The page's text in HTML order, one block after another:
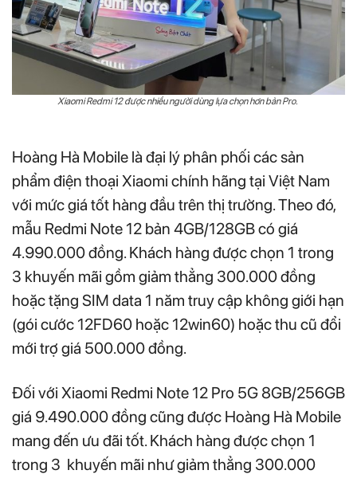
Xiaomi Redmi 12 được nhiều người dùng lựa chọn hơn bản Pro.
Hoàng Hà Mobile là đại lý phân phối các sản
phẩm điện thoại Xiaomi chính hãng tại Việt Nam
với mức giá tốt hàng đầu trên thị trường. Theo đó,
mẫu Redmi Note 12 bản 4GB/128GB có giá
4.990.000 đồng. Khách hàng được chọn 1 trong
3 khuyến mãi gồm giảm thẳng 300.000 đồng
hoặc tặng SIM data 1 năm truy cập không giới hạn
(gói cước 12FD60 hoặc 12win60) hoặc thu cũ đổi
mới trợ giá 500.000 đồng.
Đối với Xiaomi Redmi Note 12 Pro 5G 8GB/256GB
giá 9.490.000 đồng cũng được Hoàng Hà Mobile
mang đến ưu đãi tốt. Khách hàng được chọn 1
trong 3 khuyến mãi như giảm thẳng 300.000